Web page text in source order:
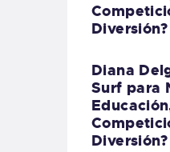
Diversión?
Diana
Surf para
Diversión?